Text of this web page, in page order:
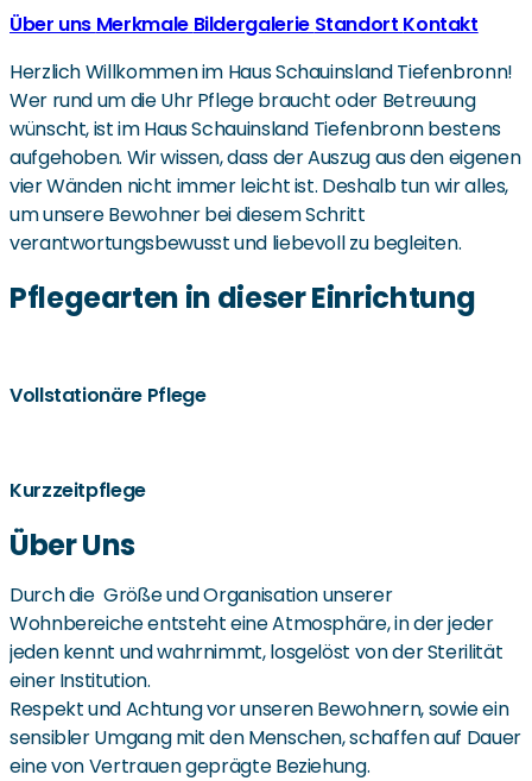
Über uns Merkmale Bildergalerie Standort Kontakt
Herzlich Willkommen im Haus Schauinsland Tiefenbronn!
Wer rund um die Uhr Pflege braucht oder Betreuung
wünscht, ist im Haus Schauinsland Tiefenbronn bestens
aufgehoben. Wir wissen, dass der Auszug aus den eigenen
vier Wänden nicht immer leicht ist. Deshalb tun wir alles,
um unsere Bewohner bei diesem Schritt
verantwortungsbewusst und liebevoll zu begleiten.
Pflegearten in dieser Einrichtung
Vollstationäre Pflege
Kurzzeitpflege
Über Uns
Durch die Größe und Organisation unserer
Wohnbereiche entsteht eine Atmosphäre, in der jeder
jeden kennt und wahrnimmt, losgelöst von der Sterilität
einer Institution.
Respekt und Achtung vor unseren Bewohnern, sowie ein
sensibler Umgang mit den Menschen, schaffen auf Dauer
eine von Vertrauen geprägte Beziehung.